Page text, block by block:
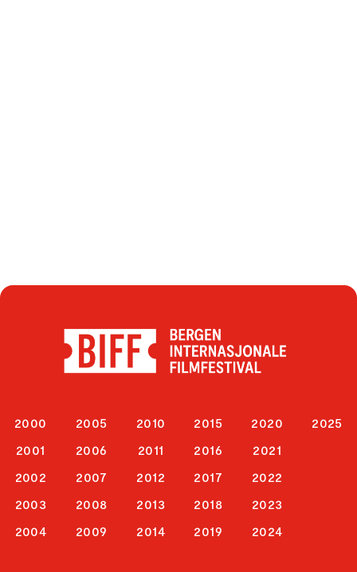
2000
2001
2002
2003
2004
2005
2006
2007
2008
2009
2010
2011
2012
2013
2014
2015
2016
2017
2018
2019
2020
2021
2022
2023
2024
2025